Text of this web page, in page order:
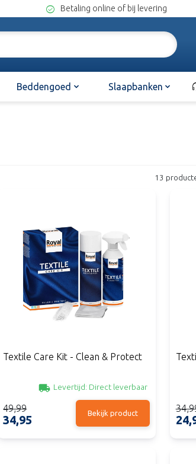
check_circle Betaling online of bij levering
Beddengoed Slaapbanken
13
Textile Care Kit - Clean & Protect
Levertijd: Direct leverbaar
34,95
49,99 Bekijk product